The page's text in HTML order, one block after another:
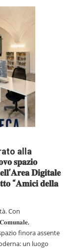
alla
𝐬𝐩𝐚𝐳𝐢𝐨
𝐃𝐢𝐠𝐢𝐭𝐚𝐥𝐞
“𝐀𝐦𝐢𝐜𝐢 𝐝𝐞𝐥𝐥𝐚
Con
𝐂𝐨𝐦𝐮𝐧𝐚𝐥𝐞,
finora assente
un luogo